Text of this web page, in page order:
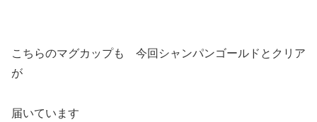
こちらのマグカップも 今回シャンパンゴールドとクリア
が
届いています